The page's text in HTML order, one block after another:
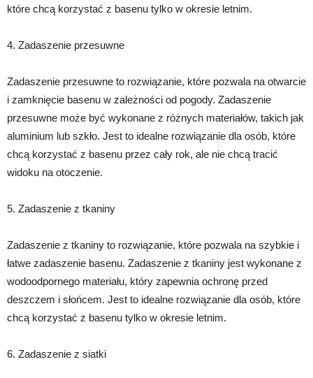
które chcą korzystać z basenu tylko w okresie letnim.
4. Zadaszenie przesuwne
Zadaszenie przesuwne to rozwiązanie, które pozwala na otwarcie
i zamknięcie basenu w zależności od pogody. Zadaszenie
przesuwne może być wykonane z różnych materiałów, takich jak
aluminium lub szkło. Jest to idealne rozwiązanie dla osób, które
chcą korzystać z basenu przez cały rok, ale nie chcą tracić
widoku na otoczenie.
5. Zadaszenie z tkaniny
Zadaszenie z tkaniny to rozwiązanie, które pozwala na szybkie i
łatwe zadaszenie basenu. Zadaszenie z tkaniny jest wykonane z
wodoodpornego materiału, który zapewnia ochronę przed
deszczem i słońcem. Jest to idealne rozwiązanie dla osób, które
chcą korzystać z basenu tylko w okresie letnim.
6. Zadaszenie z siatki